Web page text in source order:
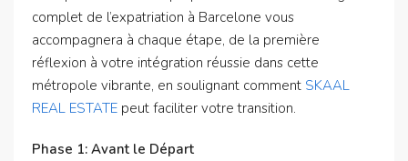
complet de l’expatriation à Barcelone vous
accompagnera à chaque étape, de la première
réflexion à votre intégration réussie dans cette
métropole vibrante, en soulignant comment SKAAL
REAL ESTATE peut faciliter votre transition.
Phase 1: Avant le Départ